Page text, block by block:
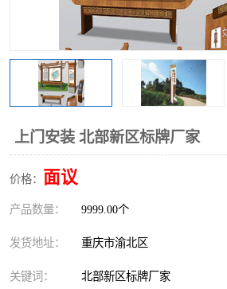
上门安装 北部新区标牌厂家
价格： 面议
产品数量： 9999.00个
发货地址： 重庆市渝北区
关键词： 北部新区标牌厂家